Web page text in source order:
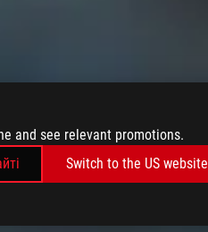
and see relevant promotions.
Switch to the US website